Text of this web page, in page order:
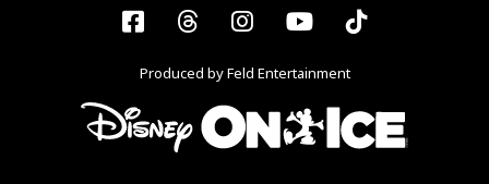
Facebook
ThreadsInstagram
YouTubeTiktok
Produced by Feld Entertainment